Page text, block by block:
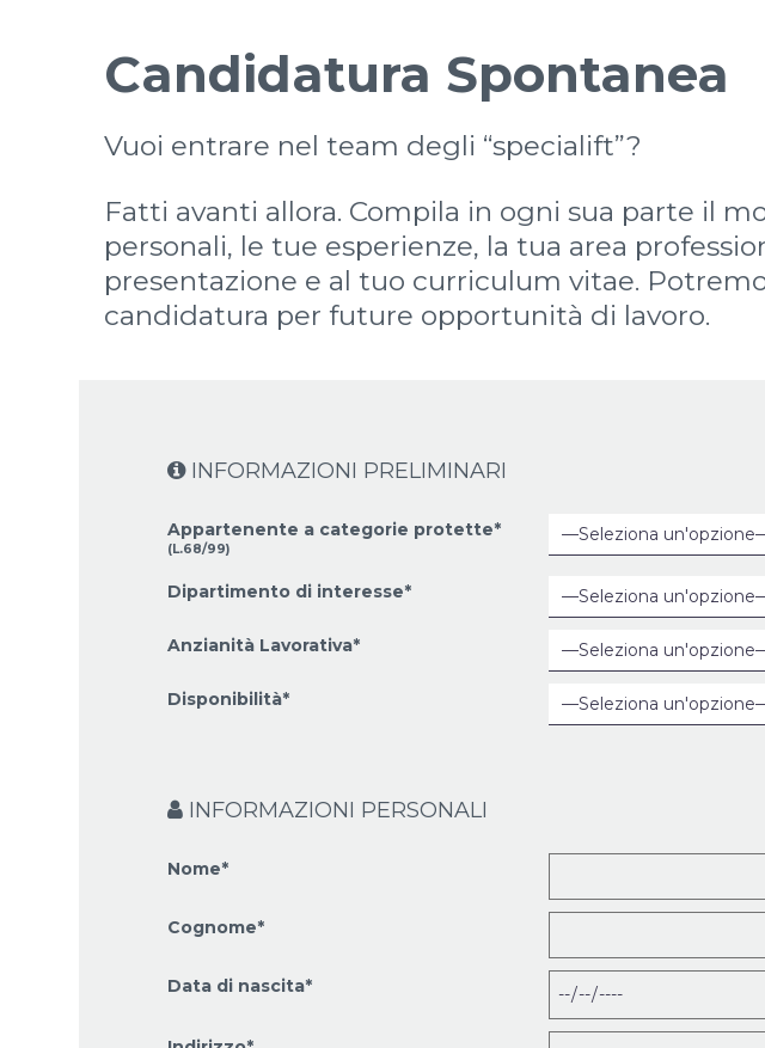
Candidatura Spontanea
Vuoi entrare nel team degli “specialift”?
Fatti avanti allora. Compila in ogni sua parte il
personali, le tue esperienze, la tua area
presentazione e al tuo curriculum vitae.
candidatura per future opportunità di lavoro.
INFORMAZIONI PRELIMINARI
Appartenente a categorie protette*
(L.68/99)
Dipartimento di interesse*
Anzianità Lavorativa*
Disponibilità*
INFORMAZIONI PERSONALI
Nome*
Cognome*
Data di nascita*